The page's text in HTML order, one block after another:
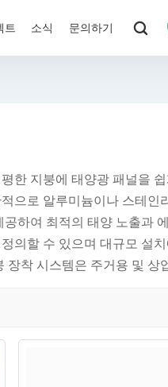
트 소식 문의하기
한 지붕에 태양광 패널을
으로 알루미늄이나 스테
하여 최적의 태양 노출과
의할 수 있으며 대규모 설
착 시스템은 주거용 및